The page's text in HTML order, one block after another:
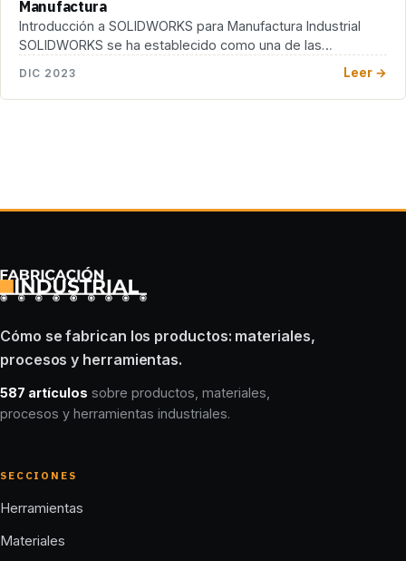
Manufactura
Introducción a SOLIDWORKS para Manufactura Industrial
SOLIDWORKS se ha establecido como una de las
DIC 2023 Leer →
Cómo se fabrican los productos: materiales,
procesos y herramientas.
587 artículos sobre productos, materiales,
procesos y herramientas industriales.
SECCIONES
Herramientas
Materiales